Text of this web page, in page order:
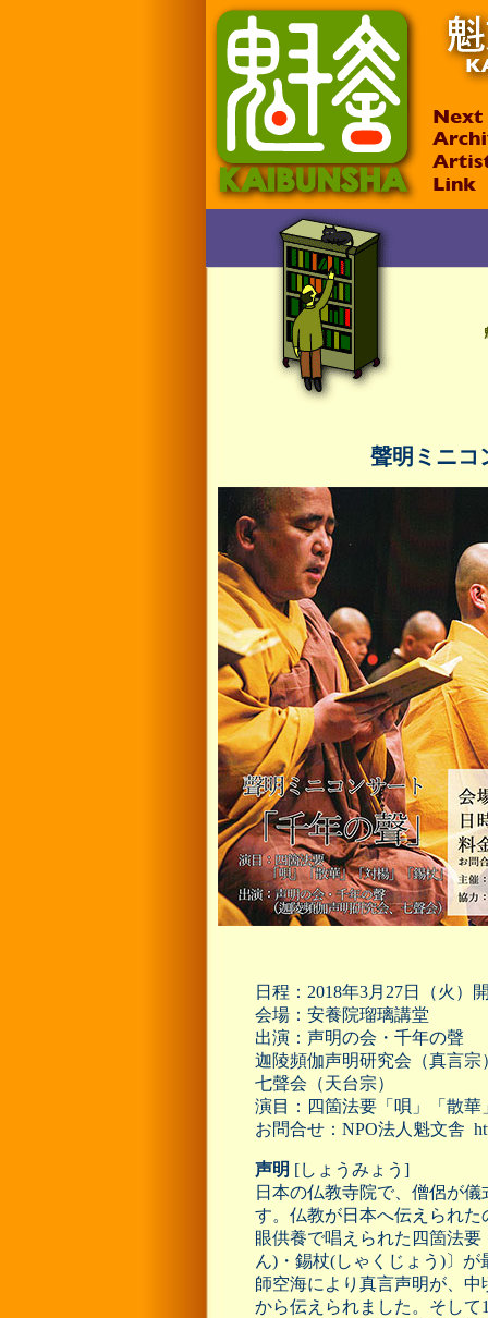
聲明ミニコ
日程：2018年3月27日（火）
会場：安養院瑠璃講堂
出演：声明の会・千年の聲
迦陵頻伽声明研究会（真言宗
七聲会（天台宗）
演目：四箇法要「唄」「散華
お問合せ：NPO法人魁文舎
声明 [しょうみょう]
日本の仏教寺院で、僧侶が
す。仏教が日本へ伝えられた
眼供養で唱えられた四箇法
ん)・錫杖(しゃくじょう)〕
師空海により真言声明が、
から伝えられました。そして